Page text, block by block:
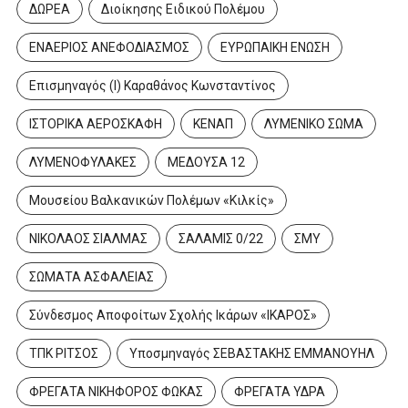
ΔΩΡΕΑ Διοίκησης Ειδικού Πολέμου
ΕΝΑΕΡΙΟΣ ΑΝΕΦΟΔΙΑΣΜΟΣ ΕΥΡΩΠΑΙΚΗ ΕΝΩΣΗ
Επισμηναγός (Ι) Καραθάνος Κωνσταντίνος
ΙΣΤΟΡΙΚΑ ΑΕΡΟΣΚΑΦΗ ΚΕΝΑΠ ΛΥΜΕΝΙΚΟ ΣΩΜΑ
ΛΥΜΕΝΟΦΥΛΑΚΕΣ ΜΕΔΟΥΣΑ 12
Μουσείου Βαλκανικών Πολέμων «Κιλκίς»
ΝΙΚΟΛΑΟΣ ΣΙΑΛΜΑΣ ΣΑΛΑΜΙΣ 0/22 ΣΜΥ
ΣΩΜΑΤΑ ΑΣΦΑΛΕΙΑΣ
Σύνδεσμος Αποφοίτων Σχολής Ικάρων «ΙΚΑΡΟΣ»
ΤΠΚ ΡΙΤΣΟΣ Υποσμηναγός ΣΕΒΑΣΤΑΚΗΣ ΕΜΜΑΝΟΥΗΛ
ΦΡΕΓΑΤΑ ΝΙΚΗΦΟΡΟΣ ΦΩΚΑΣ ΦΡΕΓΑΤΑ ΥΔΡΑ